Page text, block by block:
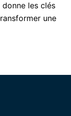
les clés
une